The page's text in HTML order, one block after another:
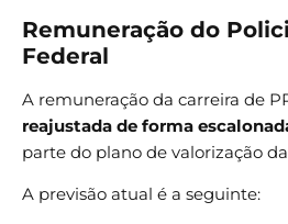
Remuneração do
Federal
A remuneração da carreira de
reajustada de forma
parte do plano de valorização
A previsão atual é a seguinte: